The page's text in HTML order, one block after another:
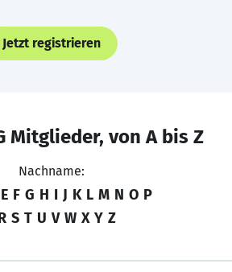
Jetzt registrieren
Mitglieder, von A bis Z
Nachname:
E F G H I J K L M N O P
S T U V W X Y Z